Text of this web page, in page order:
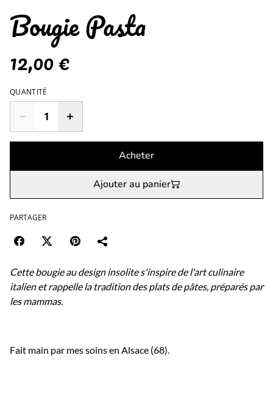
Bougie Pasta
12,00 €
QUANTITÉ
Acheter
Ajouter au panier
PARTAGER
Cette bougie au design insolite s'inspire de l'art culinaire
italien et rappelle la tradition des plats de pâtes, préparés par
les mammas.
Fait main par mes soins en Alsace (68).